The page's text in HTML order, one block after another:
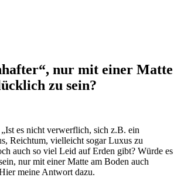
nur mit einer Matte
zu sein?
es nicht verwerflich, sich z.B. ein
Reichtum, vielleicht sogar Luxus zu
auch so viel Leid auf Erden gibt? Würde es
nur mit einer Matte am Boden auch
meine Antwort dazu.